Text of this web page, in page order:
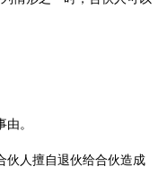
。
伙人擅自退伙给合伙造成